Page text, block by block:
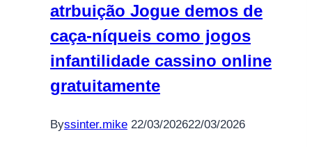
within
the
Toms
River
atrbuição Jogue demos de
caça-níqueis como jogos
infantilidade cassino online
gratuitamente
Byssinter.mike 22/03/202622/03/2026